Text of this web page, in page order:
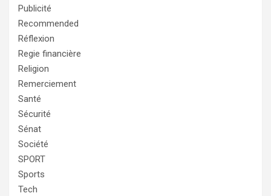
Publicité
Recommended
Réflexion
Regie financière
Religion
Remerciement
Santé
Sécurité
Sénat
Société
SPORT
Sports
Tech